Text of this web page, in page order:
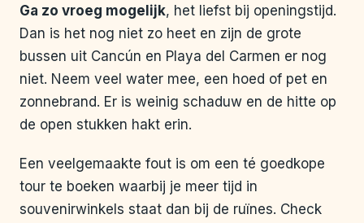
Ga zo vroeg mogelijk, het liefst bij openingstijd.
Dan is het nog niet zo heet en zijn de grote
bussen uit Cancún en Playa del Carmen er nog
niet. Neem veel water mee, een hoed of pet en
zonnebrand. Er is weinig schaduw en de hitte op
de open stukken hakt erin.
Een veelgemaakte fout is om een té goedkope
tour te boeken waarbij je meer tijd in
souvenirwinkels staat dan bij de ruïnes. Check